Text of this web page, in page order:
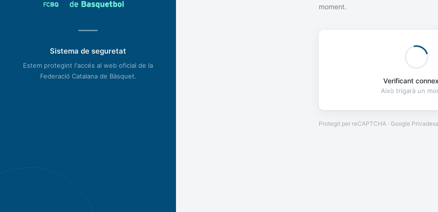
Sistema de seguretat
Estem protegint l'accés al web oficial de la
Federació Catalana de Bàsquet.
moment.
Verificant
Això trigarà un
Protegit per reCAPTCHA · Google Privadesa